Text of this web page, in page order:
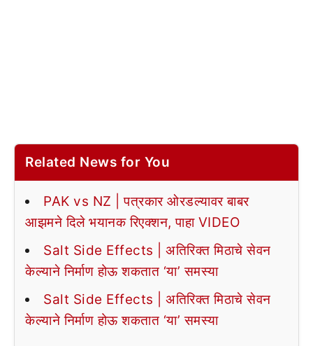
Related News for You
PAK vs NZ | पत्रकार ओरडल्यावर बाबर
आझमने दिले भयानक रिएक्शन, पाहा VIDEO
Salt Side Effects | अतिरिक्त मिठाचे सेवन
केल्याने निर्माण होऊ शकतात ‘या’ समस्या
Salt Side Effects | अतिरिक्त मिठाचे सेवन
केल्याने निर्माण होऊ शकतात ‘या’ समस्या